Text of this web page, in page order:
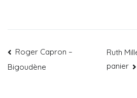
Roger Capron –
Bigoudène
Ruth
panier